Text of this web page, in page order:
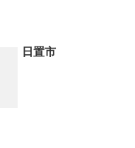
日置市